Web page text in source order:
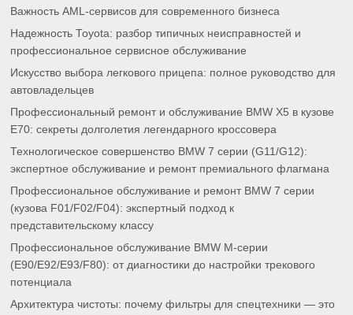
Важность AML-сервисов для современного бизнеса
Надежность Toyota: разбор типичных неисправностей и
профессиональное сервисное обслуживание
Искусство выбора легкового прицепа: полное руководство для
автовладельцев
Профессиональный ремонт и обслуживание BMW X5 в кузове
E70: секреты долголетия легендарного кроссовера
Технологическое совершенство BMW 7 серии (G11/G12):
экспертное обслуживание и ремонт премиального флагмана
Профессиональное обслуживание и ремонт BMW 7 серии
(кузова F01/F02/F04): экспертный подход к
представительскому классу
Профессиональное обслуживание BMW M-серии
(E90/E92/E93/F80): от диагностики до настройки трекового
потенциала
Архитектура чистоты: почему фильтры для спецтехники — это